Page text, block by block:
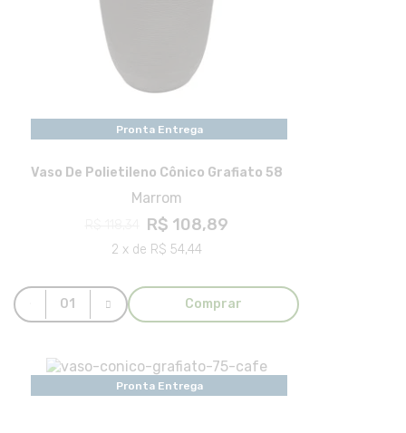
Pronta Entrega
Vaso De Polietileno Cônico Grafiato 58
Marrom
R$ 108,89
2 x de R$ 54,44
Comprar
Pronta Entrega